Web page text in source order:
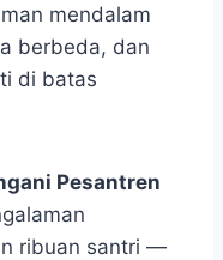
mendalam
berbeda, dan
di batas
Pesantren
ribuan santri —